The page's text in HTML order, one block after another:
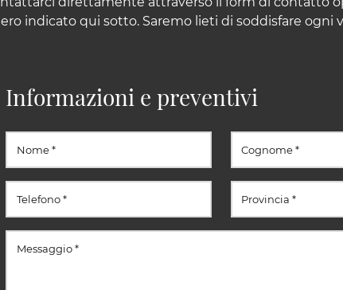
indicato qui sotto. Saremo lieti di soddisfare ogni
Informazioni e preventivi